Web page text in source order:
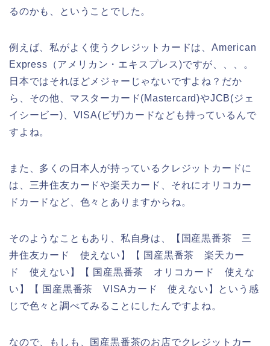
るのかも、ということでした。
例えば、私がよく使うクレジットカードは、American
Express（アメリカン・エキスプレス)ですが、、、。
日本ではそれほどメジャーじゃないですよね？だか
ら、その他、マスターカード(Mastercard)やJCB(ジェ
イシービー)、VISA(ビザ)カードなども持っているんで
すよね。
また、多くの日本人が持っているクレジットカードに
は、三井住友カードや楽天カード、それにオリコカー
ドカードなど、色々とありますからね。
そのようなこともあり、私自身は、【国産黒番茶 三
井住友カード 使えない】【 国産黒番茶 楽天カー
ド 使えない】【 国産黒番茶 オリコカード 使えな
い】【 国産黒番茶 VISAカード 使えない】という感
じで色々と調べてみることにしたんですよね。
なので、もしも、国産黒番茶のお店でクレジットカー